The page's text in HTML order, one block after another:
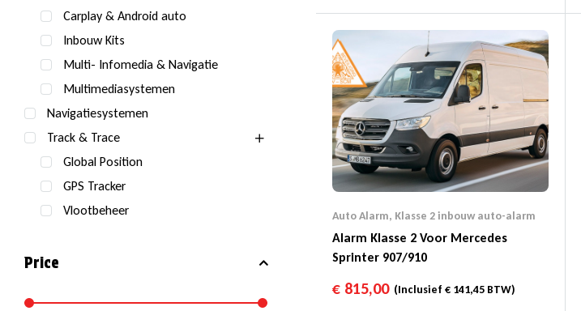
Auto Alarm, Klasse 2 inbouw auto-alarm
Alarm Klasse 2 Voor Mercedes
Sprinter 907/910
€ 815,00(Inclusief € 141,45 BTW)
Carplay & Android auto
Inbouw Kits
Multi- Infomedia & Navigatie
Multimediasystemen
Navigatiesystemen
Track & Trace
Global Position
GPS Tracker
Vlootbeheer
Price